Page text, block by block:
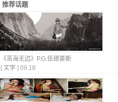
推荐话题
《苦海无边》P.G.伍德豪斯
[ 文学 ] 09.18